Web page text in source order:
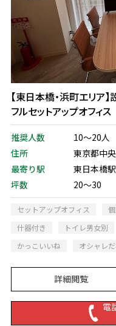
【東日本橋・浜町エリア
フルセットアップオフィス
推奨人数
10～20人
住所
東京都中
最寄り駅
東日本橋
坪数
20～30
セットアップオフィス
什器付き
トイレ男女別
かっこいいね
オシャレ
詳細閲覧
電